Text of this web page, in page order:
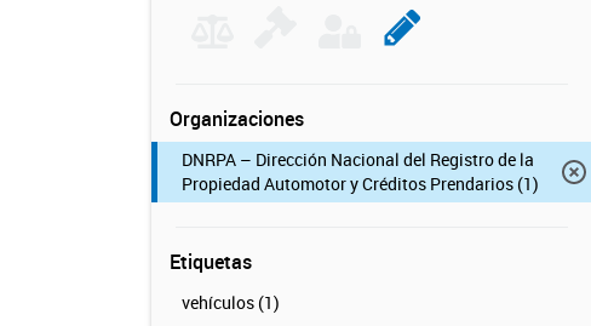
Organizaciones
DNRPA – Dirección Nacional del Registro de la
Propiedad Automotor y Créditos Prendarios (1)
Etiquetas
vehículos (1)